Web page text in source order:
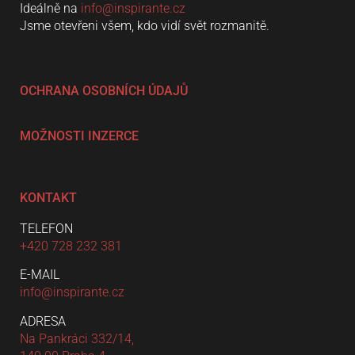
Ideálně na info@inspirante.cz
Jsme otevřeni všem, kdo vidí svět rozmanitě.
OCHRANA OSOBNÍCH ÚDAJŮ
MOŽNOSTI INZERCE
KONTAKT
TELEFON
+420 728 232 381
E-MAIL
info@inspirante.cz
ADRESA
Na Pankráci 332/14,